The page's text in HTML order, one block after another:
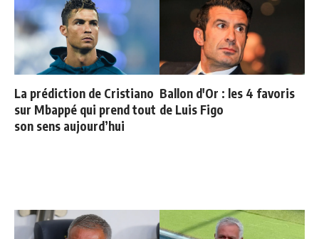
La prédiction de Cristiano
sur Mbappé qui prend tout
son sens aujourd’hui
Ballon d'Or : les 4 favoris
de Luis Figo